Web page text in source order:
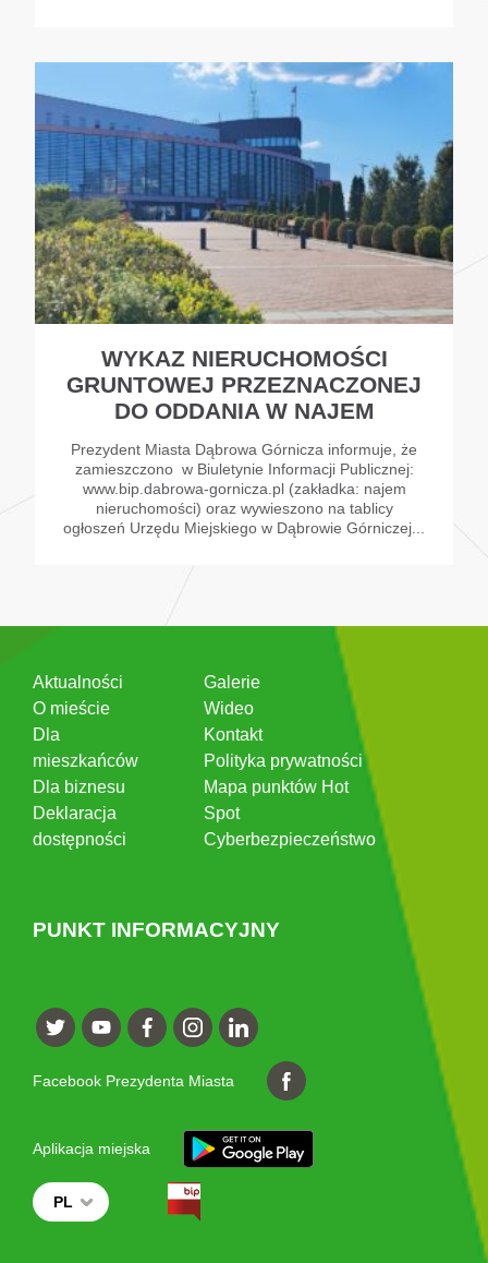
WYKAZ NIERUCHOMOŚCI
GRUNTOWEJ PRZEZNACZONEJ
DO ODDANIA W NAJEM
Prezydent Miasta Dąbrowa Górnicza informuje, że
zamieszczono w Biuletynie Informacji Publicznej:
www.bip.dabrowa-gornicza.pl (zakładka: najem
nieruchomości) oraz wywieszono na tablicy
ogłoszeń Urzędu Miejskiego w Dąbrowie Górniczej...
Aktualności
O mieście
Dla
mieszkańców
Dla biznesu
Deklaracja
dostępności
Galerie
Wideo
Kontakt
Polityka prywatności
Mapa punktów Hot
Spot
Cyberbezpieczeństwo
PUNKT INFORMACYJNY
Facebook Prezydenta Miasta
Aplikacja miejska
PL